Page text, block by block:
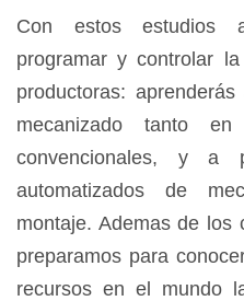
Con estos estudios
programar y controlar
productoras:
mecanizado tanto
convencionales, y a
automatizados de
montaje. Ademas de los
preparamos para
recursos en el mundo